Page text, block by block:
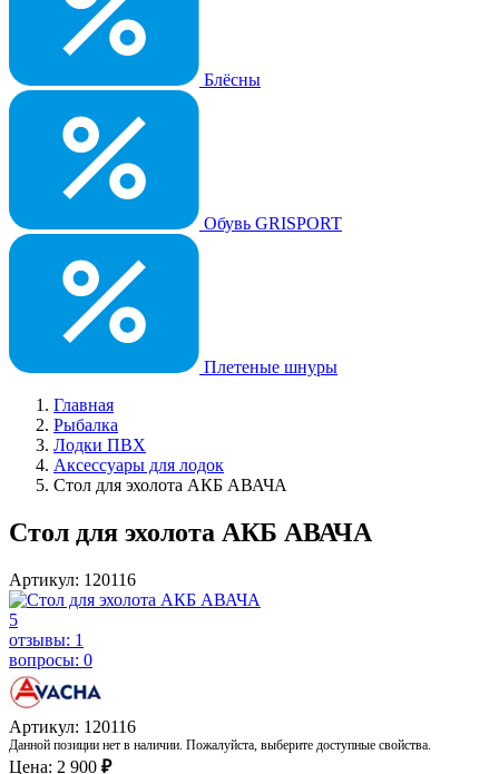
Блёсны
Обувь GRISPORT
Плетеные шнуры
Главная
Рыбалка
Лодки ПВХ
Аксессуары для лодок
Стол для эхолота АКБ АВАЧА
Стол для эхолота АКБ АВАЧА
Артикул: 120116
5
отзывы: 1
вопросы: 0
Артикул: 120116
Данной позиции нет в наличии. Пожалуйста, выберите доступные свойства.
Цена: 2 900 ₽